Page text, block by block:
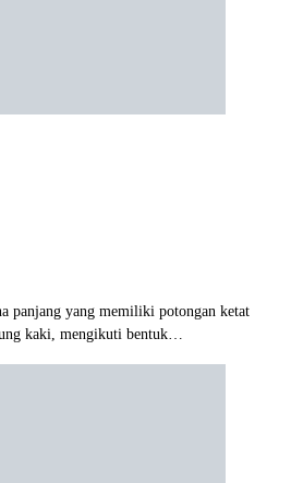
panjang yang memiliki potongan ketat
kaki, mengikuti bentuk…